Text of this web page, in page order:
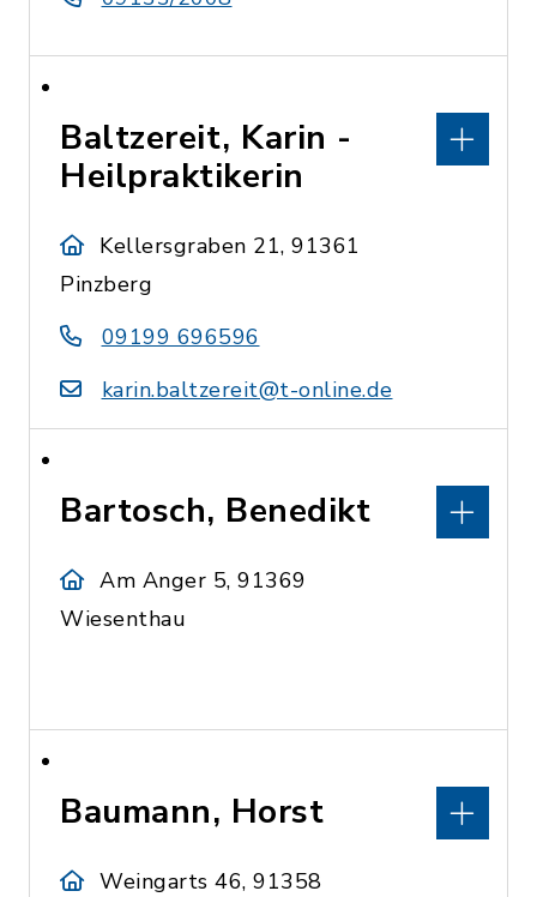
Baltzereit, Karin -
Heilpraktikerin
Kellersgraben 21, 91361
Pinzberg
09199 696596
karin.baltzereit@t-online.de
Bartosch, Benedikt
Am Anger 5, 91369
Wiesenthau
Baumann, Horst
Weingarts 46, 91358